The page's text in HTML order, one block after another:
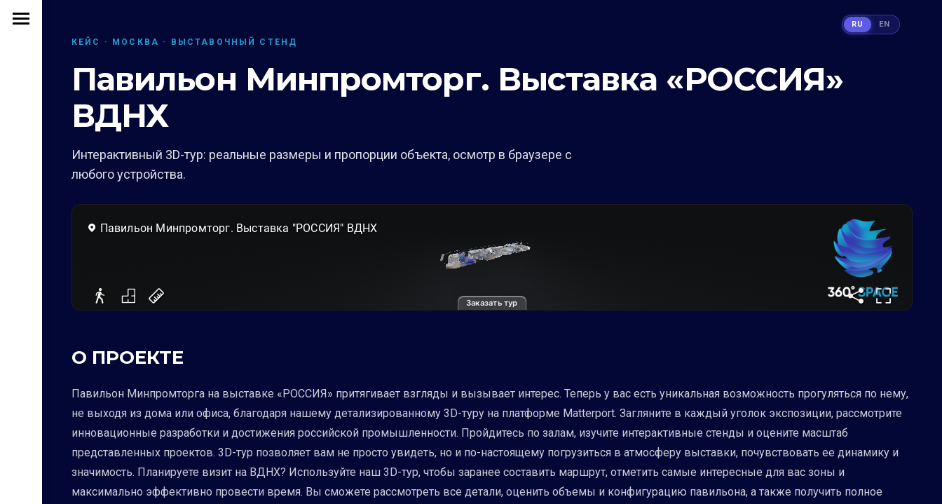
КЕЙС · МОСКВА · ВЫСТАВОЧНЫЙ СТЕНД
Павильон Минпромторг. Выставка «РОССИЯ»
ВДНХ
Интерактивный 3D-тур: реальные размеры и пропорции объекта, осмотр в браузере с
любого устройства.
Заказать тур
О ПРОЕКТЕ
Павильон Минпромторга на выставке «РОССИЯ» притягивает взгляды и вызывает интерес. Теперь у вас есть уникальная возможность прогуляться по нему,
не выходя из дома или офиса, благодаря нашему детализированному 3D-туру на платформе Matterport. Загляните в каждый уголок экспозиции, рассмотрите
инновационные разработки и достижения российской промышленности. Пройдитесь по залам, изучите интерактивные стенды и оцените масштаб
представленных проектов. 3D-тур позволяет вам не просто увидеть, но и по-настоящему погрузиться в атмосферу выставки, почувствовать ее динамику и
значимость. Планируете визит на ВДНХ? Используйте наш 3D-тур, чтобы заранее составить маршрут, отметить самые интересные для вас зоны и
максимально эффективно провести время. Вы сможете рассмотреть все детали, оценить объемы и конфигурацию павильона, а также получить полное
RU EN